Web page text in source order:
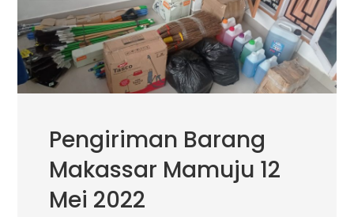
Pengiriman Barang
Makassar Mamuju 12
Mei 2022